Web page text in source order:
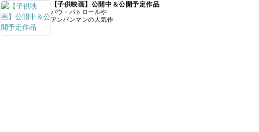
【子供映画】公開中＆公開予定作品
パウ・パトロールや
アンパンマンの人気作